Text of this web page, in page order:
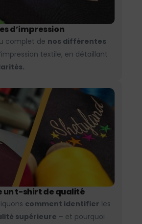
d’impression
complet de nos différentes
textile, en détaillant
un t-shirt de qualité
comment identifier les
supérieure – et pourquoi